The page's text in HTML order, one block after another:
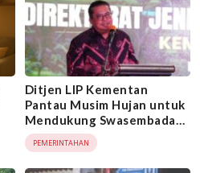
Ditjen LIP Kementan
Pantau Musim Hujan untuk
Mendukung Swasembada
Pangan
PEMERINTAHAN